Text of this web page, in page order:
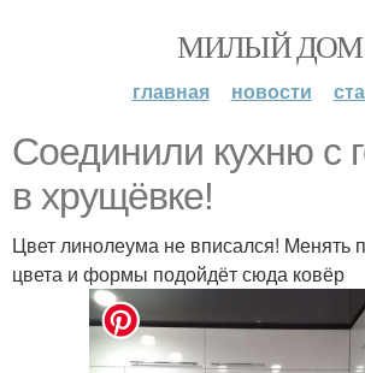
МИЛЫЙ ДОМ
главная новости
Соединили кухню с
в хрущёвке!
Цвет линолеума не вписался! Mенять
цвета и формы подойдёт сюда ковёр